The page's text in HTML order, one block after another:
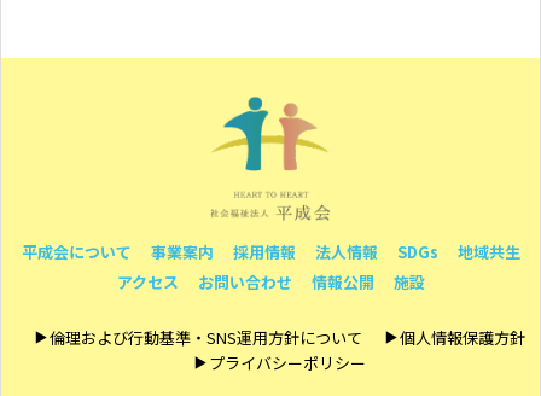
平成会について 事業案内 採用情報 法人情報 SDGs
地域共生
アクセス
お問い合わせ 情報公開 施設
倫理および行動基準・SNS運用方針について
個人情報保護方針
プライバシーポリシー